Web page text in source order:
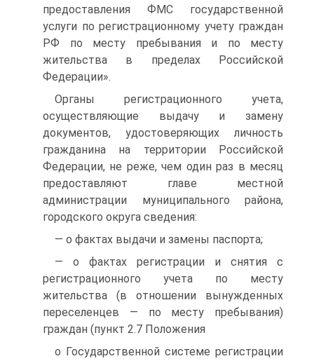
предоставления ФМС государственной
услуги по регистрационному учету граждан
РФ по месту пребывания и по месту
жительства в пределах Российской
Федерации».
Органы регистрационного учета,
осуществляющие выдачу и замену
документов, удостоверяющих личность
гражданина на территории Российской
Федерации, не реже, чем один раз в месяц
предоставляют главе местной
администрации муниципального района,
городского округа сведения:
— о фактах выдачи и замены паспорта;
— о фактах регистрации и снятия с
регистрационного учета по месту
жительства (в отношении вынужденных
переселенцев — по месту пребывания)
граждан (пункт 2.7 Положения
о Государственной системе регистрации